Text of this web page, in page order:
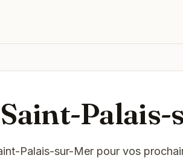
Palais-sur-Mer pour vos